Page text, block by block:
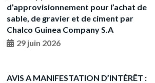
d’approvisionnement pour l’achat de
sable, de gravier et de ciment par
Chalco Guinea Company S.A
29 juin 2026
AVIS A MANIFESTATION D’INTÉRÊT :